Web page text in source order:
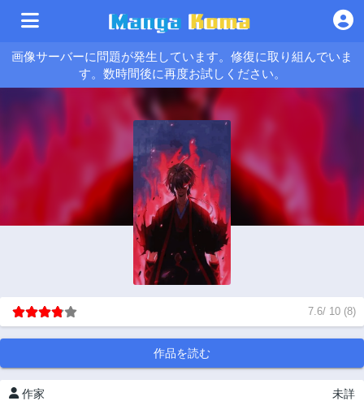
画像サーバーに問題が発生しています。修復に取り組んでいま
す。数時間後に再度お試しください。
7.6/ 10 (8)
作品を読む
作家 未詳